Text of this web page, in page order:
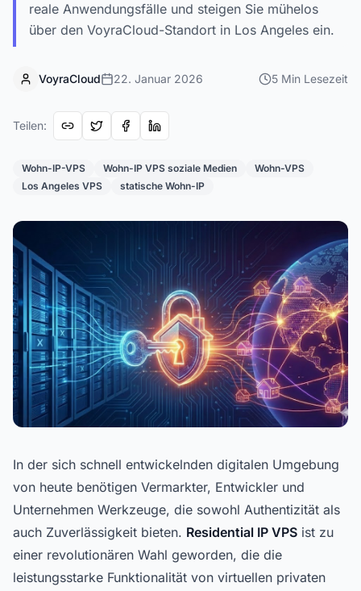
reale Anwendungsfälle und steigen Sie mühelos
über den VoyraCloud-Standort in Los Angeles ein.
VoyraCloud 22. Januar 2026 5 Min Lesezeit
Teilen:
Wohn-IP-VPS Wohn-IP VPS soziale Medien
Wohn-VPS
Los Angeles VPS
statische Wohn-IP
In der sich schnell entwickelnden digitalen Umgebung
von heute benötigen Vermarkter, Entwickler und
Unternehmen Werkzeuge, die sowohl Authentizität als
auch Zuverlässigkeit bieten. Residential IP VPS ist zu
einer revolutionären Wahl geworden, die die
leistungsstarke Funktionalität von virtuellen privaten